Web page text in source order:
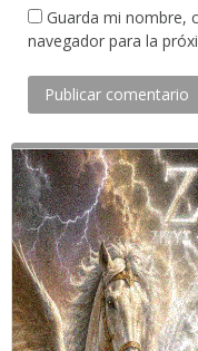
Guarda mi nombre,
navegador para la